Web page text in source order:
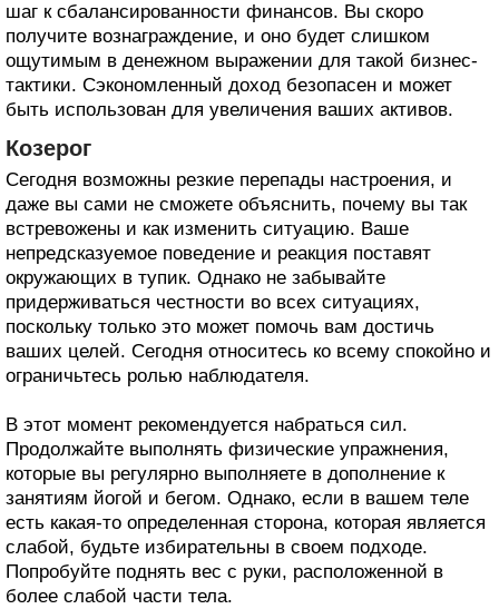
шаг к сбалансированности финансов. Вы скоро
получите вознаграждение, и оно будет слишком
ощутимым в денежном выражении для такой бизнес-
тактики. Сэкономленный доход безопасен и может
быть использован для увеличения ваших активов.
Козерог
Сегодня возможны резкие перепады настроения, и
даже вы сами не сможете объяснить, почему вы так
встревожены и как изменить ситуацию. Ваше
непредсказуемое поведение и реакция поставят
окружающих в тупик. Однако не забывайте
придерживаться честности во всех ситуациях,
поскольку только это может помочь вам достичь
ваших целей. Сегодня относитесь ко всему спокойно и
ограничьтесь ролью наблюдателя.
В этот момент рекомендуется набраться сил.
Продолжайте выполнять физические упражнения,
которые вы регулярно выполняете в дополнение к
занятиям йогой и бегом. Однако, если в вашем теле
есть какая-то определенная сторона, которая является
слабой, будьте избирательны в своем подходе.
Попробуйте поднять вес с руки, расположенной в
более слабой части тела.